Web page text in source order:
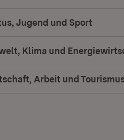
Jugend und Sport
Klima und
Arbeit und